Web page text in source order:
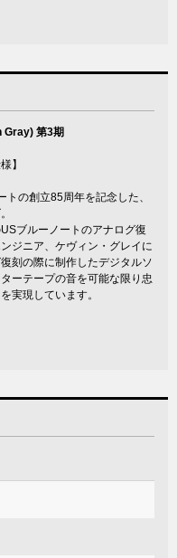
Gray) 第3期
】
の創立85周年を記念した、
ブルーノートのアナログ復
ジニア、ケヴィン・グレイに
刻の際に制作したデジタルソ
ーテープの音を可能な限り忠
実現しています。